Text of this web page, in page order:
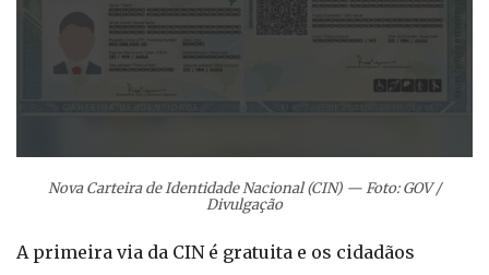
Nova Carteira de Identidade Nacional (CIN) — Foto: GOV /
Divulgação
A primeira via da CIN é gratuita e os cidadãos